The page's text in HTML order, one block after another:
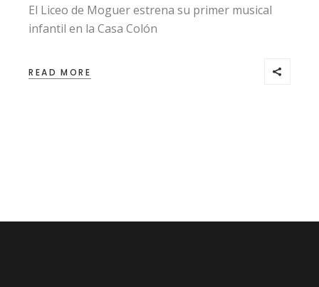
El Liceo de Moguer estrena su primer musical
infantil en la Casa Colón
READ MORE